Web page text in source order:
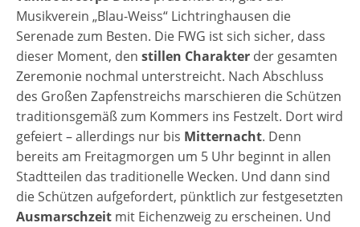
Musikverein „Blau-Weiss“ Lichtringhausen die
Serenade zum Besten. Die FWG ist sich sicher, dass
dieser Moment, den stillen Charakter der gesamten
Zeremonie nochmal unterstreicht. Nach Abschluss
des Großen Zapfenstreichs marschieren die Schützen
traditionsgemäß zum Kommers ins Festzelt. Dort wird
gefeiert – allerdings nur bis Mitternacht. Denn
bereits am Freitagmorgen um 5 Uhr beginnt in allen
Stadtteilen das traditionelle Wecken. Und dann sind
die Schützen aufgefordert, pünktlich zur festgesetzten
Ausmarschzeit mit Eichenzweig zu erscheinen. Und